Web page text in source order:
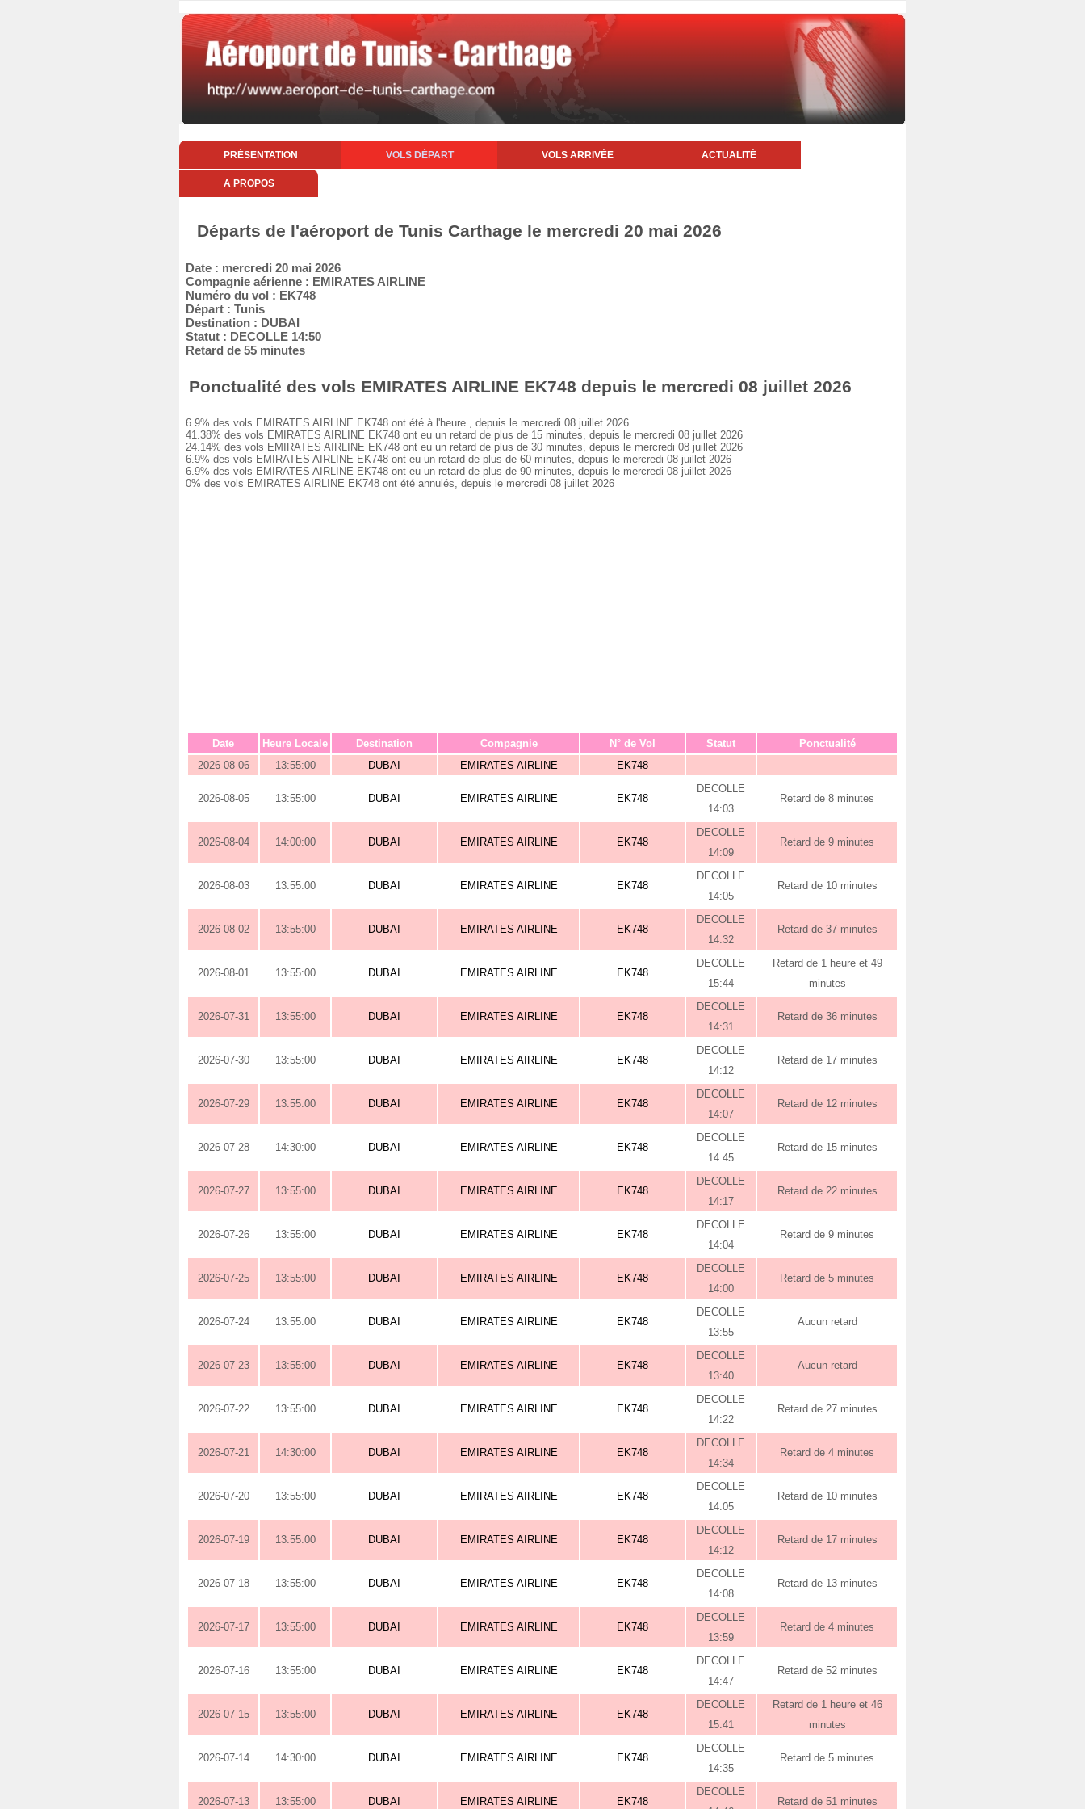
PRÉSENTATION VOLS DÉPART VOLS ARRIVÉE ACTUALITÉ
A PROPOS
Départs de l'aéroport de Tunis Carthage le mercredi 20 mai 2026
Date : mercredi 20 mai 2026
Compagnie aérienne : EMIRATES AIRLINE
Numéro du vol : EK748
Départ : Tunis
Destination : DUBAI
Statut : DECOLLE 14:50
Retard de 55 minutes
Ponctualité des vols EMIRATES AIRLINE EK748 depuis le mercredi 08 juillet 2026
6.9% des vols EMIRATES AIRLINE EK748 ont été à l'heure , depuis le mercredi 08 juillet 2026
41.38% des vols EMIRATES AIRLINE EK748 ont eu un retard de plus de 15 minutes, depuis le mercredi 08 juillet 2026
24.14% des vols EMIRATES AIRLINE EK748 ont eu un retard de plus de 30 minutes, depuis le mercredi 08 juillet 2026
6.9% des vols EMIRATES AIRLINE EK748 ont eu un retard de plus de 60 minutes, depuis le mercredi 08 juillet 2026
6.9% des vols EMIRATES AIRLINE EK748 ont eu un retard de plus de 90 minutes, depuis le mercredi 08 juillet 2026
0% des vols EMIRATES AIRLINE EK748 ont été annulés, depuis le mercredi 08 juillet 2026
Date Heure Locale Destination Compagnie N° de Vol Statut
Ponctualité
2026-08-06
13:55:00 DUBAI EMIRATES AIRLINE EK748
2026-08-05 13:55:00 DUBAI EMIRATES AIRLINE EK748
DECOLLE
14:03
Retard de 8 minutes
2026-08-04 14:00:00 DUBAI EMIRATES AIRLINE EK748
DECOLLE
14:09
Retard de 9 minutes
2026-08-03 13:55:00 DUBAI EMIRATES AIRLINE EK748
DECOLLE
14:05
Retard de 10 minutes
2026-08-02 13:55:00 DUBAI EMIRATES AIRLINE EK748
DECOLLE
14:32
Retard de 37 minutes
2026-08-01 13:55:00 DUBAI EMIRATES AIRLINE EK748
DECOLLE
15:44
Retard de 1 heure et 49
minutes
2026-07-31 13:55:00 DUBAI EMIRATES AIRLINE EK748
DECOLLE
14:31
Retard de 36 minutes
2026-07-30 13:55:00 DUBAI EMIRATES AIRLINE EK748
DECOLLE
14:12
Retard de 17 minutes
2026-07-29 13:55:00 DUBAI EMIRATES AIRLINE EK748
DECOLLE
14:07
Retard de 12 minutes
2026-07-28 14:30:00 DUBAI EMIRATES AIRLINE EK748
DECOLLE
14:45
Retard de 15 minutes
2026-07-27 13:55:00 DUBAI EMIRATES AIRLINE EK748
DECOLLE
14:17
Retard de 22 minutes
2026-07-26 13:55:00 DUBAI EMIRATES AIRLINE EK748
DECOLLE
14:04
Retard de 9 minutes
2026-07-25 13:55:00 DUBAI EMIRATES AIRLINE EK748
DECOLLE
14:00
Retard de 5 minutes
2026-07-24 13:55:00 DUBAI EMIRATES AIRLINE EK748
DECOLLE
13:55
Aucun retard
2026-07-23 13:55:00 DUBAI EMIRATES AIRLINE EK748
DECOLLE
13:40
Aucun retard
2026-07-22 13:55:00 DUBAI EMIRATES AIRLINE EK748
DECOLLE
14:22
Retard de 27 minutes
2026-07-21 14:30:00 DUBAI EMIRATES AIRLINE EK748
DECOLLE
14:34
Retard de 4 minutes
2026-07-20 13:55:00 DUBAI EMIRATES AIRLINE EK748
DECOLLE
14:05
Retard de 10 minutes
2026-07-19 13:55:00 DUBAI EMIRATES AIRLINE EK748
DECOLLE
14:12
Retard de 17 minutes
2026-07-18 13:55:00 DUBAI EMIRATES AIRLINE EK748
DECOLLE
14:08
Retard de 13 minutes
2026-07-17 13:55:00 DUBAI EMIRATES AIRLINE EK748
DECOLLE
13:59
Retard de 4 minutes
2026-07-16 13:55:00 DUBAI EMIRATES AIRLINE EK748
DECOLLE
14:47
Retard de 52 minutes
2026-07-15 13:55:00 DUBAI EMIRATES AIRLINE EK748
DECOLLE
15:41
Retard de 1 heure et 46
minutes
2026-07-14 14:30:00 DUBAI EMIRATES AIRLINE EK748
DECOLLE
14:35
Retard de 5 minutes
2026-07-13 13:55:00 DUBAI EMIRATES AIRLINE EK748
DECOLLE
Retard de 51 minutes